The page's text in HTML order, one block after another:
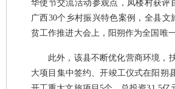
华使节交流活动参观点，凤楼村获
广西30个乡村振兴特色案例，全县
贫工作推进大会上，阳朔作为全国唯
此外，该县不断优化营商环境，
大项目集中签约、开竣工仪式在阳朔